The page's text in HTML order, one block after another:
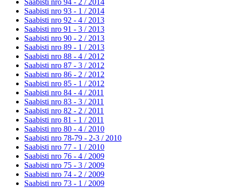
Saabisti nro 94 - 2 / 2014
Saabisti nro 93 - 1 / 2014
Saabisti nro 92 - 4 / 2013
Saabisti nro 91 - 3 / 2013
Saabisti nro 90 - 2 / 2013
Saabisti nro 89 - 1 / 2013
Saabisti nro 88 - 4 / 2012
Saabisti nro 87 - 3 / 2012
Saabisti nro 86 - 2 / 2012
Saabisti nro 85 - 1 / 2012
Saabisti nro 84 - 4 / 2011
Saabisti nro 83 - 3 / 2011
Saabisti nro 82 - 2 / 2011
Saabisti nro 81 - 1 / 2011
Saabisti nro 80 - 4 / 2010
Saabisti nro 78-79 - 2-3 / 2010
Saabisti nro 77 - 1 / 2010
Saabisti nro 76 - 4 / 2009
Saabisti nro 75 - 3 / 2009
Saabisti nro 74 - 2 / 2009
Saabisti nro 73 - 1 / 2009